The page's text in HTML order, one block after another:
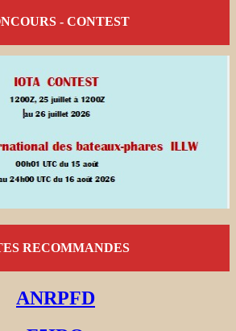
- CONTEST
RECOMMANDES
ANRPFD